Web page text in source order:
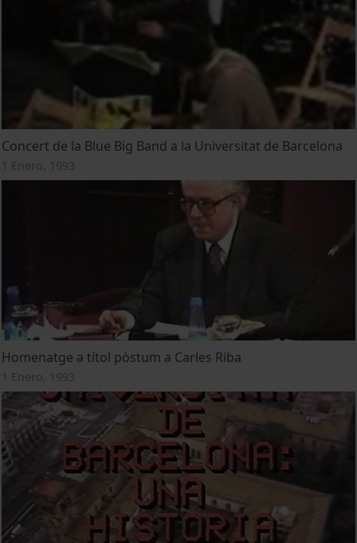
Concert de la Blue Big Band a la Universitat de Barcelona
1 Enero, 1993
Homenatge a títol pòstum a Carles Riba
1 Enero, 1993